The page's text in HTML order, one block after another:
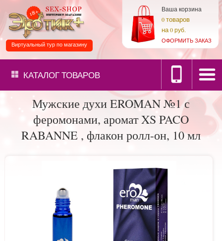
Ваша корзина
0товаров
на0 руб.
ОФОРМИТЬ ЗАКАЗ
Виртуальный тур по магазину
КАТАЛОГТОВАРОВ
Мужские духи EROMAN №1 с
феромонами, аромат XS PACO
RABANNE , флакон ролл-он, 10 мл